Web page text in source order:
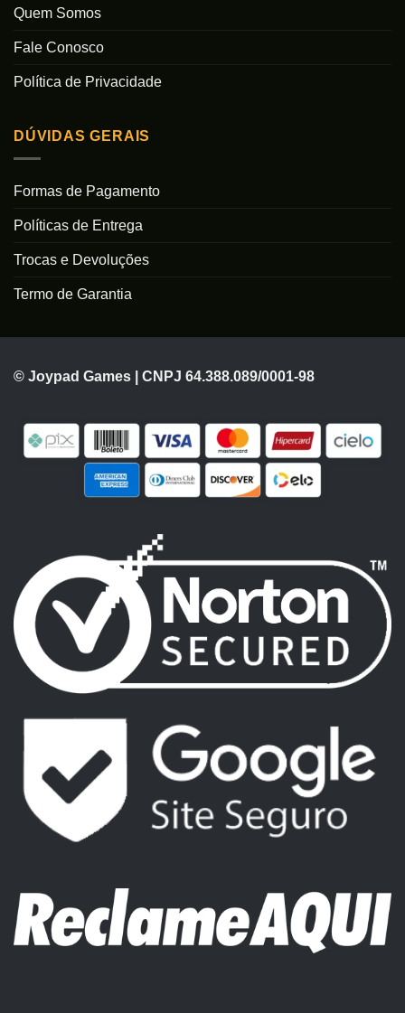
Quem Somos
Fale Conosco
Política de Privacidade
DÚVIDAS GERAIS
Formas de Pagamento
Políticas de Entrega
Trocas e Devoluções
Termo de Garantia
© Joypad Games | CNPJ 64.388.089/0001-98